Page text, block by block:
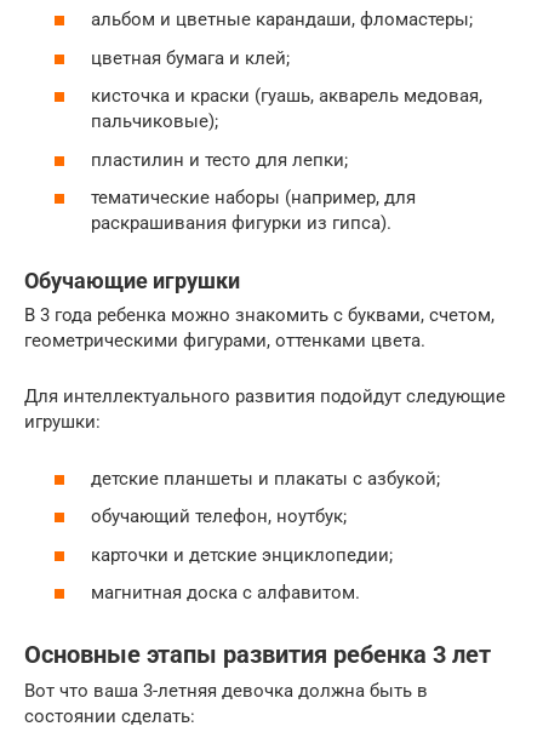
альбом и цветные карандаши, фломастеры;
цветная бумага и клей;
кисточка и краски (гуашь, акварель медовая,
пальчиковые);
пластилин и тесто для лепки;
тематические наборы (например, для
раскрашивания фигурки из гипса).
Обучающие игрушки
В 3 года ребенка можно знакомить с буквами, счетом,
геометрическими фигурами, оттенками цвета.
Для интеллектуального развития подойдут следующие
игрушки:
детские планшеты и плакаты с азбукой;
обучающий телефон, ноутбук;
карточки и детские энциклопедии;
магнитная доска с алфавитом.
Основные этапы развития ребенка 3 лет
Вот что ваша 3-летняя девочка должна быть в
состоянии сделать: